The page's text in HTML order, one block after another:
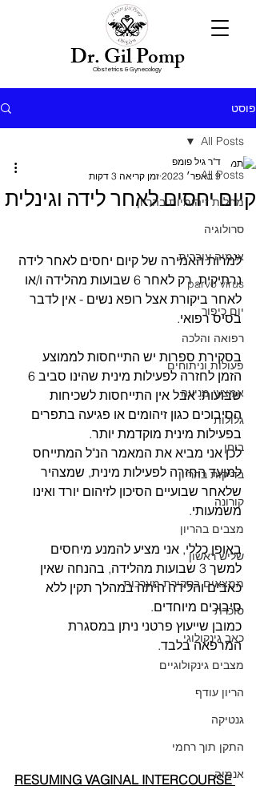
Obstetrics & Gynecology
Dr. Gil Pomp
פוסט
All Posts
מחלות זיהומיות בהריון
סרולוגיה
אנמיה עוברית
parvo virus
יום כיפור
רפואה והלכה
פעולות וניתוחים
אמצעי מניעה
גלולות
בוחן
בדיקות בהריון
קורונה
מצבים בהריון
שליש ראשון
ממצאים בסקירת מערכות
סוכרת
כאב גינקולוגי
מצבים גינקולוגיים
הריון עודף
גנטיקה
התקן תוך רחמי
אנמיה
All Posts
קיום יחסים לאחר לידה וגינלית
ד"ר גיל פומפ
9 באפר׳ 2023
זמן קריאה 3 דקות
למרות האמירה של קיום יחסים לאחר לידה
נרתיקית, רק לאחר 6 שבועות מהלידה ו/או
לאחר ביקורת אצל רופא נשים - אין לדבר
בסיס רפואי.
בסקירת ספרות יש התייחסות לממוצע
שבועות. אבל אין התייחסות לשכיחות
הסיבוכים כגון זיהומים או פגיעה בתפרים
בפעילות מינית מוקדמת יותר.
לכן אני מביא את המאמר הנ"ל המתייחס
למועד החזרה לפעילות מינית, שמצהיר
שלאחר שבועיים הסיכון לזיהום יורד ואינו
משמעותי.
באופן כללי, אני מציע להמנע מיחסים
למשך 3 שבועות מהלידה, בהנחה שאין
כאבים והלידה היתה במהלך תקין ללא
סיבוכים מיוחדים.
כמובן שייעוץ פרטני ניתן במסגרת
המרפאה בלבד.
RESUMING VAGINAL INTERCOURSE